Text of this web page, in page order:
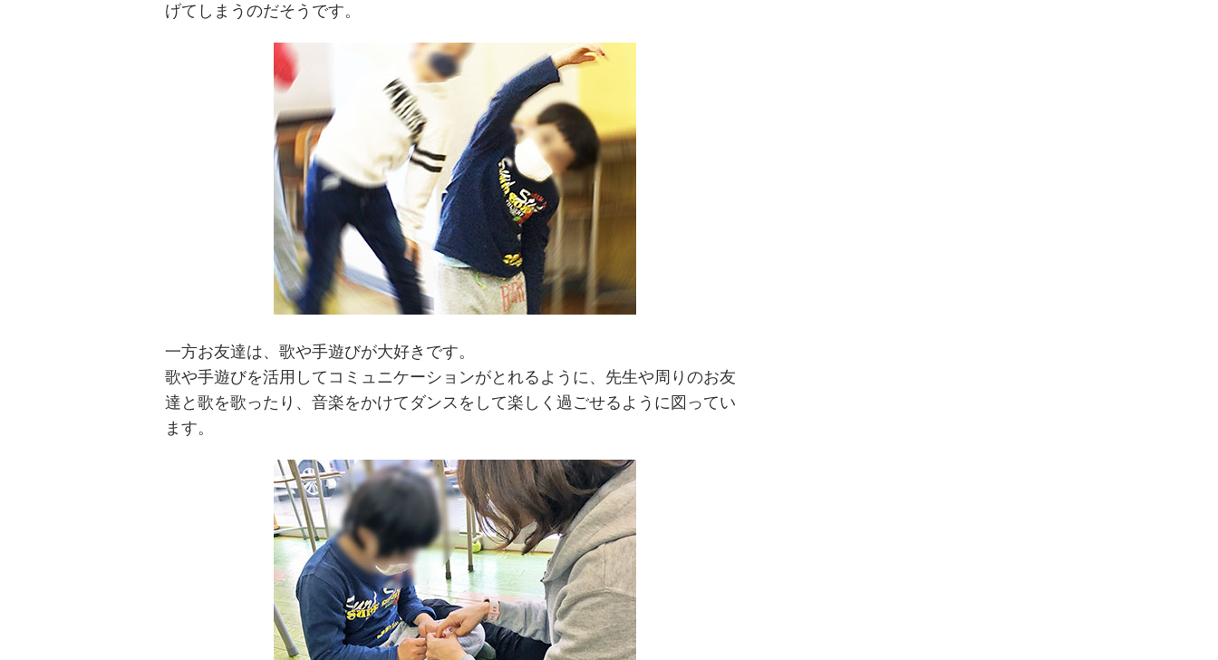
げてしまうのだそうです。
一方お友達は、歌や手遊びが大好きです。
歌や手遊びを活用してコミュニケーションがとれるように、先生や周りのお友
達と歌を歌ったり、音楽をかけてダンスをして楽しく過ごせるように図ってい
ます。